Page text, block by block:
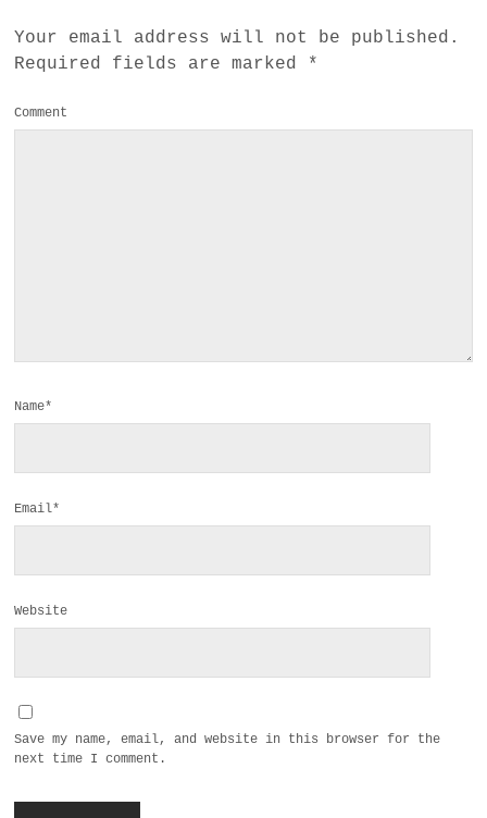
Your email address will not be published.
Required fields are marked *
Comment
Name*
Email*
Website
Save my name, email, and website in this browser for the
next time I comment.